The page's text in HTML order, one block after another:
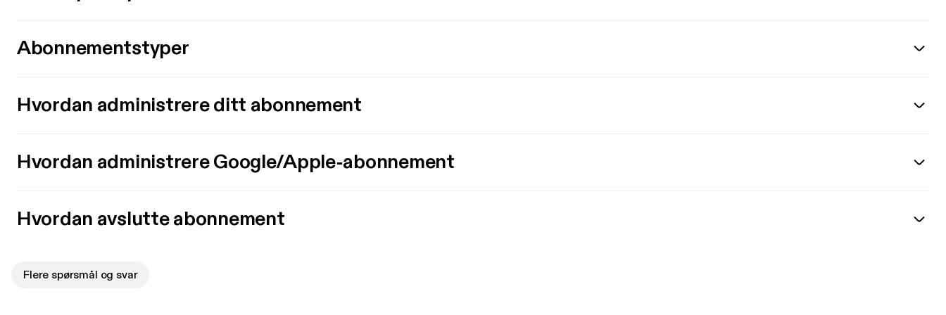
Abonnementstyper
Hvordan administrere ditt abonnement
Hvordan administrere Google/Apple-abonnement
Hvordan avslutte abonnement
Flere spørsmål og svar